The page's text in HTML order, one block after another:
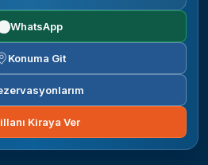
WhatsApp
Konuma Git
Kiraya Ver